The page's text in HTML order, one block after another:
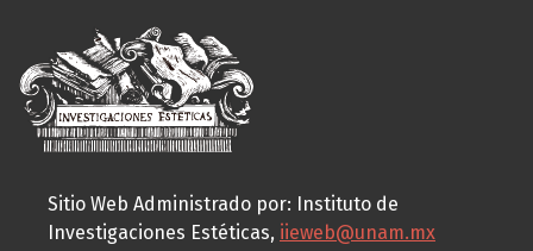
Sitio Web Administrado por: Instituto de
Investigaciones Estéticas, iieweb@unam.mx